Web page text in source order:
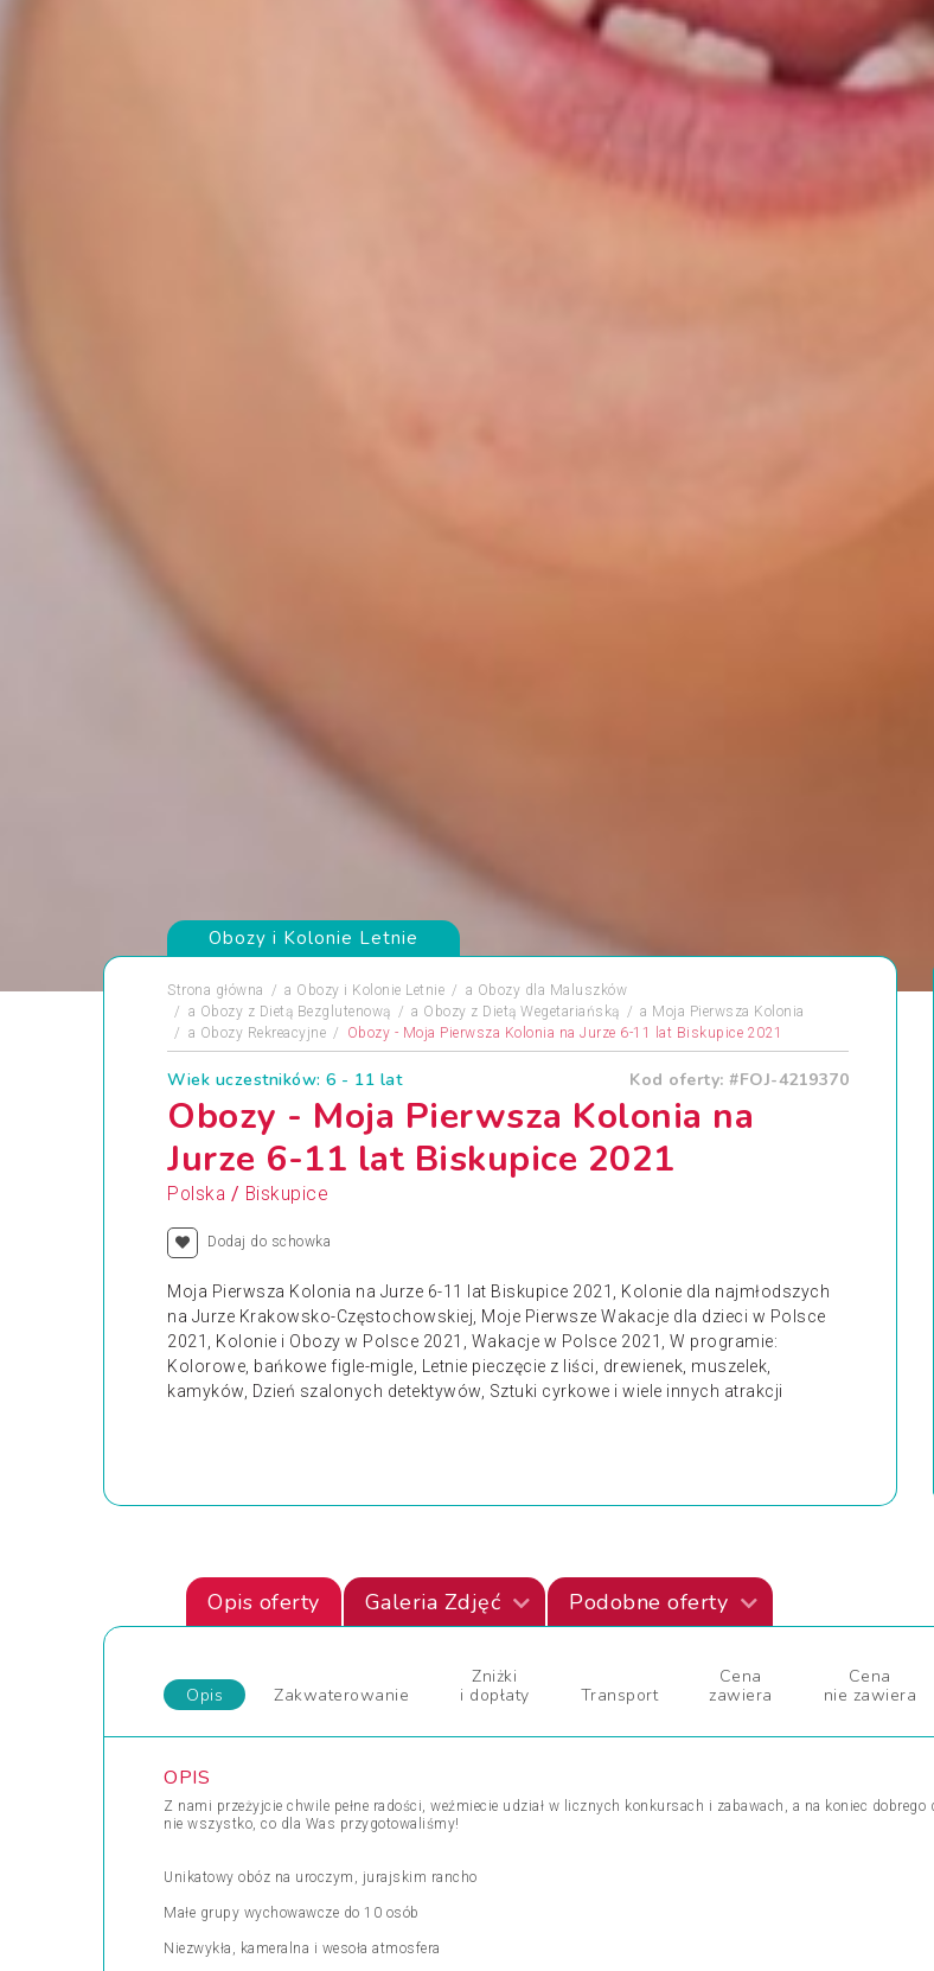
Obozy i Kolonie Letnie
Strona główna a Obozy i Kolonie Letnie a Obozy dla Maluszków
a Obozy z Dietą Bezglutenową a Obozy z Dietą Wegetariańską a Moja Pierwsza Kolonia
a Obozy Rekreacyjne Obozy - Moja Pierwsza Kolonia na Jurze 6-11 lat Biskupice 2021
Wiek uczestników: 6 - 11 lat Kod oferty: #FOJ-4219370
Obozy - Moja Pierwsza Kolonia na
Jurze 6-11 lat Biskupice 2021
Polska / Biskupice
Dodaj do schowka
Moja Pierwsza Kolonia na Jurze 6-11 lat Biskupice 2021, Kolonie dla najmłodszych
na Jurze Krakowsko-Częstochowskiej, Moje Pierwsze Wakacje dla dzieci w Polsce
2021, Kolonie i Obozy w Polsce 2021, Wakacje w Polsce 2021, W programie:
Kolorowe, bańkowe figle-migle, Letnie pieczęcie z liści, drewienek, muszelek,
kamyków, Dzień szalonych detektywów, Sztuki cyrkowe i wiele innych atrakcji
Opis oferty Galeria Zdjęć Podobne oferty
Opis Zakwaterowanie
Zniżki
i dopłaty
Transport
Cena
zawiera
Cena
nie zawiera
OPIS
Z nami przeżyjcie chwile pełne radości, weźmiecie udział w licznych konkursach i zabawach, a na koniec
nie wszystko, co dla Was przygotowaliśmy!
Unikatowy obóz na uroczym, jurajskim rancho
Małe grupy wychowawcze do 10 osób
Niezwykła, kameralna i wesoła atmosfera